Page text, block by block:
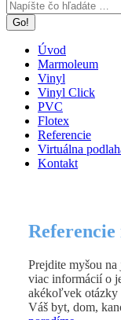
Úvod
Marmoleum
Vinyl
Vinyl Click
PVC
Flotex
Referencie
Virtuálna
Kontakt
Prejdite myšou
viac informácií o
akékoľvek otázky
Váš byt, dom,